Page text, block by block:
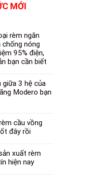
MỚI
rèm ngăn
chống nóng
95% điện,
bạn cần biết
giữa 3 hệ của
Modero bạn
cầu vồng
đây rồi
xuất rèm
hiện nay